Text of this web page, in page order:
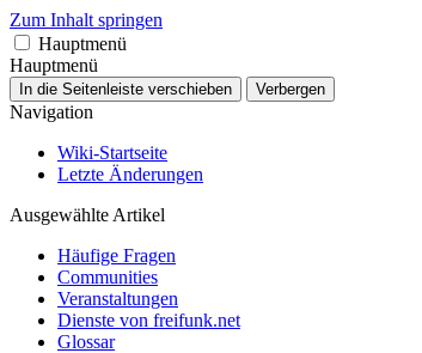
Zum Inhalt springen
Hauptmenü
Hauptmenü
In die Seitenleiste verschieben Verbergen
Navigation
Wiki-Startseite
Letzte Änderungen
Ausgewählte Artikel
Häufige Fragen
Communities
Veranstaltungen
Dienste von freifunk.net
Glossar